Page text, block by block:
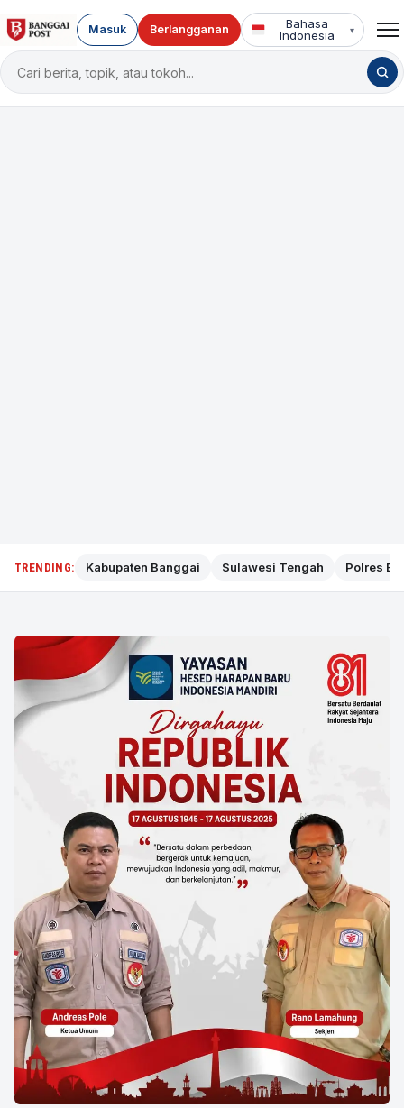
Cari
berita
Masuk Berlangganan
Bahasa
Indonesia
▾
TRENDING: Kabupaten Banggai Sulawesi Tengah Polres